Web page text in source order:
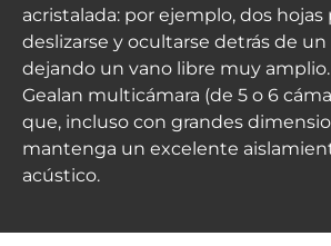
acristalada: por ejemplo, dos
deslizarse y ocultarse detrás de
dejando un vano libre muy
Gealan multicámara (de 5 o 6
que, incluso con grandes
mantenga un excelente
acústico.